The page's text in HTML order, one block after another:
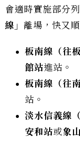
會適時實施部分
線」 離場，快又順
板南線（往
館站進站。
板南線（往
站。
淡水信義線
安和站或象